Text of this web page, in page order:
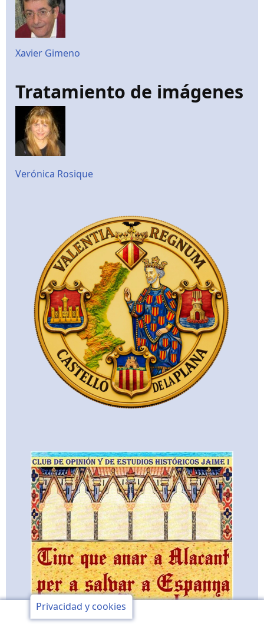
Xavier Gimeno
Tratamiento de imágenes
Verónica Rosique
Privacidad y cookies